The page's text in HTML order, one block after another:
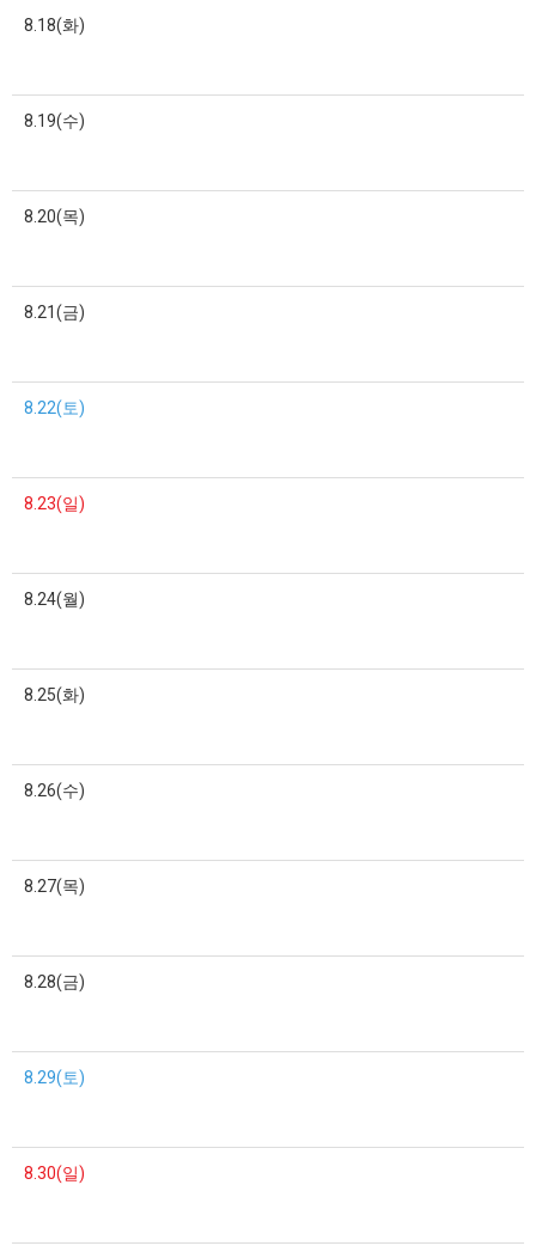
8.18(화)
8.19(수)
8.20(목)
8.21(금)
8.22(토)
8.23(일)
8.24(월)
8.25(화)
8.26(수)
8.27(목)
8.28(금)
8.29(토)
8.30(일)